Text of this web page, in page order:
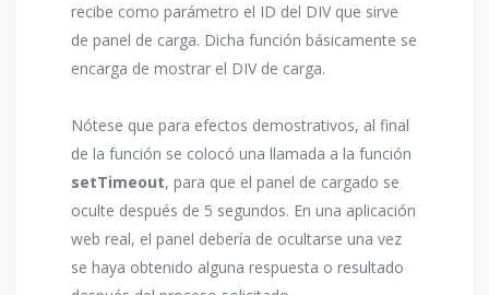
recibe como parámetro el ID del DIV que sirve
de panel de carga. Dicha función básicamente se
encarga de mostrar el DIV de carga.
Nótese que para efectos demostrativos, al final
de la función se colocó una llamada a la función
setTimeout, para que el panel de cargado se
oculte después de 5 segundos. En una aplicación
web real, el panel debería de ocultarse una vez
se haya obtenido alguna respuesta o resultado